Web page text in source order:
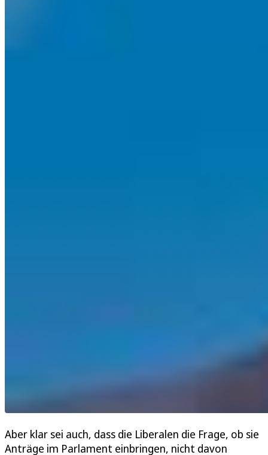
Aber klar sei auch, dass die Liberalen die Frage, ob sie
Anträge im Parlament einbringen, nicht davon